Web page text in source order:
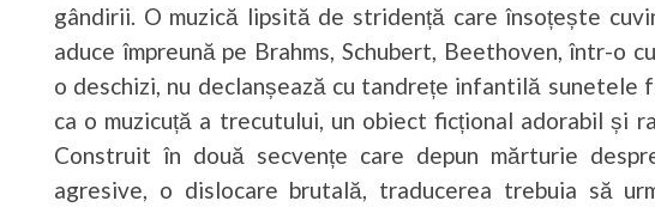
gândirii. O muzică lipsită de stridență care însoțește
aduce împreună pe Brahms, Schubert, Beethoven, într-o
o deschizi, nu declanșează cu tandrețe infantilă sunetele
ca o muzicuță a trecutului, un obiect ficțional adorabil și
Construit în două secvențe care depun mărturie
agresive, o dislocare brutală, traducerea trebuia să